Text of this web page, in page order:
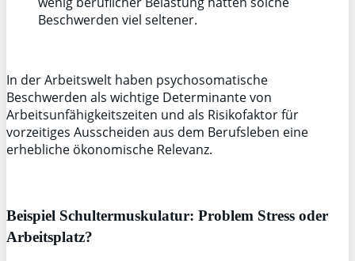
Beschwerden viel seltener.
In der Arbeitswelt haben psychosomatische
Beschwerden als wichtige Determinante von
Arbeitsunfähigkeitszeiten und als Risikofaktor für
vorzeitiges Ausscheiden aus dem Berufsleben eine
erhebliche ökonomische Relevanz.
Beispiel Schultermuskulatur: Problem Stress oder
Arbeitsplatz?